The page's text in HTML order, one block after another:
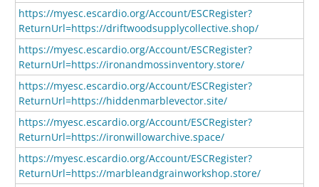
https://myesc.escardio.org/Account/ESCRegister?
ReturnUrl=https://driftwoodsupplycollective.shop/
https://myesc.escardio.org/Account/ESCRegister?
ReturnUrl=https://ironandmossinventory.store/
https://myesc.escardio.org/Account/ESCRegister?
ReturnUrl=https://hiddenmarblevector.site/
https://myesc.escardio.org/Account/ESCRegister?
ReturnUrl=https://ironwillowarchive.space/
https://myesc.escardio.org/Account/ESCRegister?
ReturnUrl=https://marbleandgrainworkshop.store/